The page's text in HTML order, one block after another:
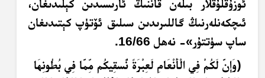
ئوزۇقلۇقلار بىلەن قاننىڭ ئارىسىدىن كېلىدىغان،
ئىچكەنلەرنىڭ گاللىرىدىن سىلىق ئۆتۈپ كېتىدىغان
ساپ سۈتتۇر»- نەھل 16/66.
﴿وَإِنَّ لَكُمْ فِي الْأَنْعَامِ لَعِبْرَةً نُّسقِيكُم مِّمَّا فِي بُطُونِهَا